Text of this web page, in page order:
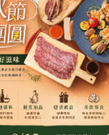
RPET 食譜
食安 共同購買